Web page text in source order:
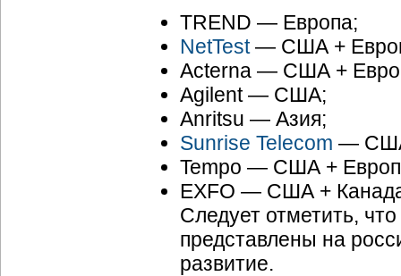
TREND — Европа;
NetTest— США +
Acterna — США +
Agilent — CША;
Anritsu — Азия;
Sunrise Telecom —
Tempo — США +
EXFO — США +
Следует отметить,
представлены на
развитие.